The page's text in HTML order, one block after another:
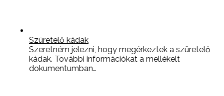
Szüretelő kádak
Szeretném jelezni, hogy megérkeztek a szüretelő
kádak. További információkat a mellékelt
dokumentumban…